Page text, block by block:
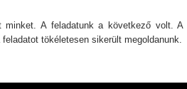
A feladatunk a következő volt.
tökéletesen sikerült megoldanunk.